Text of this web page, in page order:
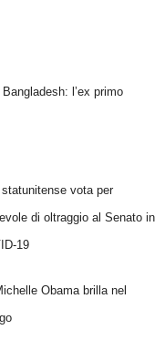
l’ex primo
vota per
di oltraggio al Senato in
19
Obama brilla nel